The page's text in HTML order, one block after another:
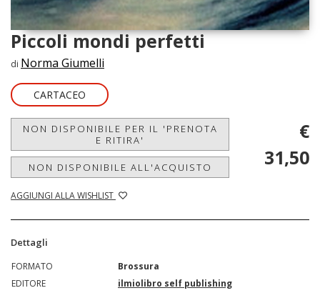
Piccoli mondi perfetti
di Norma Giumelli
CARTACEO
NON DISPONIBILE PER IL 'PRENOTA
E RITIRA'
NON DISPONIBILE ALL'ACQUISTO
AGGIUNGI ALLA WISHLIST
€
31,50
Dettagli
FORMATO
Brossura
EDITORE
ilmiolibro self publishing